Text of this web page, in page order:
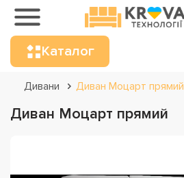
Каталог
Дивани Диван Моцарт прямий
Диван Моцарт прямий